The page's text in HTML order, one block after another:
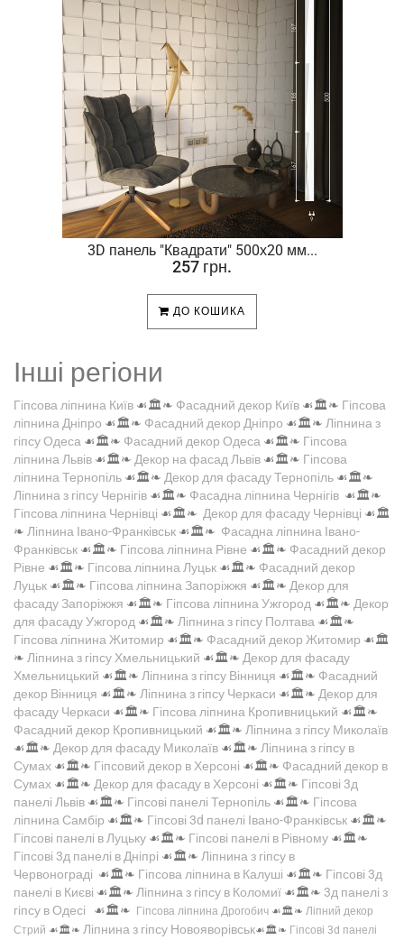
3D панель "Квадрати" 500х20 мм...
257 грн.
ДО КОШИКА
Інші регіони
Гіпсова ліпнина Київ ☙🏛️❧ Фасадний декор Київ ☙🏛️❧ Гіпсова
ліпнина Дніпро ☙🏛️❧ Фасадний декор Дніпро ☙🏛️❧ Ліпнина з
гіпсу Одеса ☙🏛️❧ Фасадний декор Одеса ☙🏛️❧ Гіпсова
ліпнина Львів ☙🏛️❧ Декор на фасад Львів ☙🏛️❧ Гіпсова
ліпнина Тернопіль ☙🏛️❧ Декор для фасаду Тернопіль ☙🏛️❧
Ліпнина з гіпсу Чернігів ☙🏛️❧ Фасадна ліпнина Чернігів ☙🏛️❧
Гіпсова ліпнина Чернівці ☙🏛️❧ Декор для фасаду Чернівці ☙🏛️
❧ Ліпнина Івано-Франківськ ☙🏛️❧ Фасадна ліпнина Івано-
Франківськ ☙🏛️❧ Гіпсова ліпнина Рівне ☙🏛️❧ Фасадний декор
Рівне ☙🏛️❧ Гіпсова ліпнина Луцьк ☙🏛️❧ Фасадний декор
Луцьк ☙🏛️❧ Гіпсова ліпнина Запоріжжя ☙🏛️❧ Декор для
фасаду Запоріжжя ☙🏛️❧ Гіпсова ліпнина Ужгород ☙🏛️❧ Декор
для фасаду Ужгород ☙🏛️❧ Ліпнина з гіпсу Полтава ☙🏛️❧
Гіпсова ліпнина Житомир ☙🏛️❧ Фасадний декор Житомир ☙🏛️
❧ Ліпнина з гіпсу Хмельницький ☙🏛️❧ Декор для фасаду
Хмельницький ☙🏛️❧ Ліпнина з гіпсу Вінниця ☙🏛️❧ Фасадний
декор Вінниця ☙🏛️❧ Ліпнина з гіпсу Черкаси ☙🏛️❧ Декор для
фасаду Черкаси ☙🏛️❧ Гіпсова ліпнина Кропивницький ☙🏛️❧
Фасадний декор Кропивницький ☙🏛️❧ Ліпнина з гіпсу Миколаїв
☙🏛️❧ Декор для фасаду Миколаїв ☙🏛️❧ Ліпнина з гіпсу в
Сумах ☙🏛️❧ Гіпсовий декор в Херсоні ☙🏛️❧ Фасадний декор в
Сумах ☙🏛️❧ Декор для фасаду в Херсоні ☙🏛️❧ Гіпсові 3д
панелі Львів ☙🏛️❧ Гіпсові панелі Тернопіль ☙🏛️❧ Гіпсова
ліпнина Самбір ☙🏛️❧ Гіпсові 3d панелі Івано-Франківськ ☙🏛️❧
Гіпсові панелі в Луцьку ☙🏛️❧ Гіпсові панелі в Рівному ☙🏛️❧
Гіпсові 3д панелі в Дніпрі ☙🏛️❧ Ліпнина з гіпсу в
Червонограді ☙🏛️❧ Гіпсова ліпнина в Калуші ☙🏛️❧ Гіпсові 3д
панелі в Києві ☙🏛️❧ Ліпнина з гіпсу в Коломиї ☙🏛️❧ 3д панелі з
гіпсу в Одесі ☙🏛️❧ Гіпсова ліпнина Дрогобич ☙🏛️❧ Ліпний декор
Стрий ☙🏛️❧ Ліпнина з гіпсу Новояворівськ☙🏛️❧ Гіпсові 3d панелі